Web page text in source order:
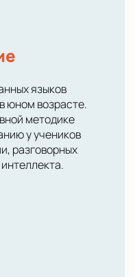
языков
юном возрасте.
методике
у учеников
разговорных